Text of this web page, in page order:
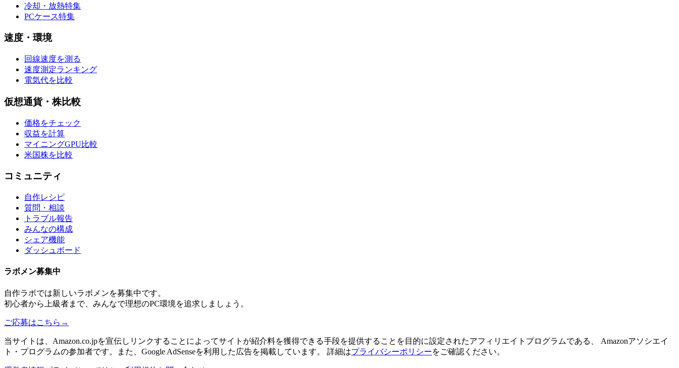
冷却・放熱特集
PCケース特集
速度・環境
回線速度を測る
速度測定ランキング
電気代を比較
仮想通貨・株比較
価格をチェック
収益を計算
マイニングGPU比較
米国株を比較
コミュニティ
自作レシピ
質問・相談
トラブル報告
みんなの構成
シェア機能
ダッシュボード
ラボメン募集中
自作ラボでは新しいラボメンを募集中です。
初心者から上級者まで、みんなで理想のPC環境を追求しましょう。
ご応募はこちら →
当サイトは、Amazon.co.jpを宣伝しリンクすることによってサイトが紹介料を獲得できる手段を提供することを目的に設定されたアフィリエイトプログラムである、 Amazonアソシエイ
ト・プログラムの参加者です。また、Google AdSenseを利用した広告を掲載しています。 詳細はプライバシーポリシーをご確認ください。